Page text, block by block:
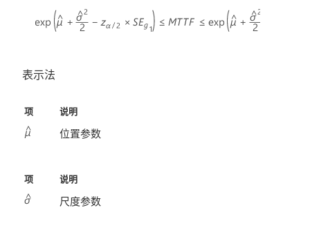
表示法
项 说明
位置参数
项 说明
尺度参数